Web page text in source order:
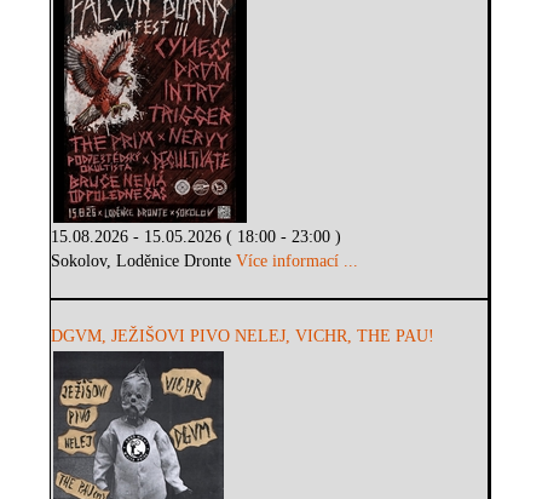
15.08.2026 - 15.05.2026 ( 18:00 - 23:00 )
Sokolov, Loděnice DronteVíce informací ...
DGVM, JEŽIŠOVI PIVO NELEJ, VICHR, THE PAU!